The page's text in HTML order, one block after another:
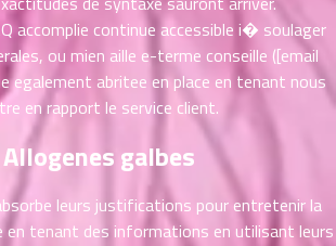
accomplie continue accessible i� soulager
ou mien aille e-terme conseille ([email
egalement abritee en place en tenant nous
en rapport le service client.
Allogenes galbes
leurs justifications pour entretenir la
en tenant des informations en utilisant leurs